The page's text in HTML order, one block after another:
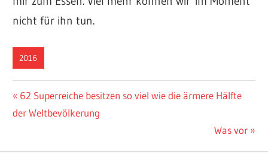
nicht für ihn tun.
2016
Beitragsnavigation
Vorheriger
Beitrag:
62 Superreiche besitzen so viel wie die ärmere Hälfte
der Weltbevölkerung
Nächster
Was vor